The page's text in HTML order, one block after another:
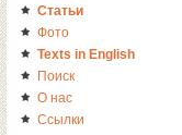
Статьи
Фото
Texts in English
Поиск
О нас
Ссылки